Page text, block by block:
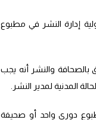
إدارة النشر في مطبوع
قانون يقضي بتغيير وتتميم المادة 21 من القانون رقم 88.13 المتعلق بالصحافة والنشر أنه يجب
المدنية لمدير النشر.
دوري واحد أو صحيفة